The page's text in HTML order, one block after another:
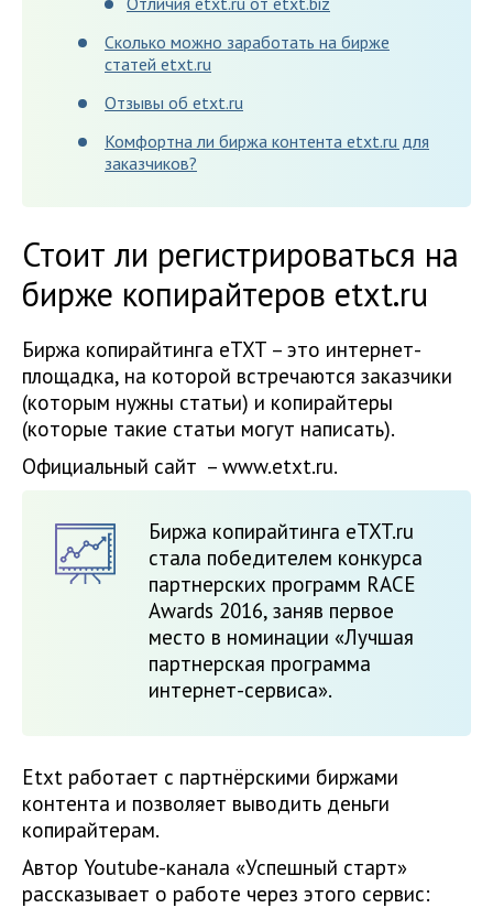
Сколько можно заработать на бирже
статей etxt.ru
Отзывы об etxt.ru
Комфортна ли биржа контента etxt.ru для
заказчиков?
Стоит ли регистрироваться на
бирже копирайтеров etxt.ru
Биржа копирайтинга еТХТ – это интернет-
площадка, на которой встречаются заказчики
(которым нужны статьи) и копирайтеры
(которые такие статьи могут написать).
Официальный сайт – www.etxt.ru.
Биржа копирайтинга eTXT.ru
стала победителем конкурса
партнерских программ RACE
Awards 2016, заняв первое
место в номинации «Лучшая
партнерская программа
интернет-сервиса».
Etxt работает с партнёрскими биржами
контента и позволяет выводить деньги
копирайтерам.
Автор Youtube-канала «Успешный старт»
рассказывает о работе через этого сервис: